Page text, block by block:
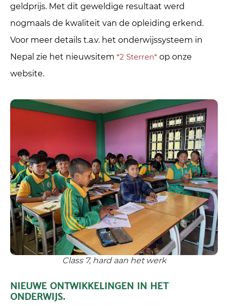
geldprijs. Met dit geweldige resultaat werd
nogmaals de kwaliteit van de opleiding erkend.
Voor meer details t.a.v. het onderwijssysteem in
Nepal zie het nieuwsitem *2 Sterren* op onze
website.
Class 7, hard aan het werk
NIEUWE ONTWIKKELINGEN IN HET
ONDERWIJS.